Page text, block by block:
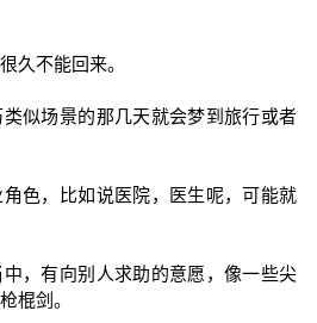
久不能回来。
似场景的那几天就会梦到旅行或者
色，比如说医院，医生呢，可能就
，有向别人求助的意愿，像一些尖
棍剑。